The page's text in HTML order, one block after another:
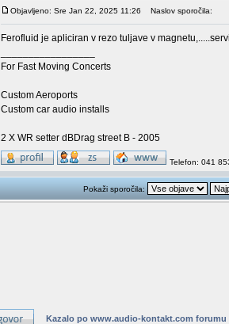
Objavljeno: Sre Jan 22, 2025 11:26 Naslov sporočila:
Ferofluid je apliciran v rezo tuljave v
For Fast Moving Concerts
Custom Aeroports
Custom car audio installs
2 X WR setter dBDrag street B - 2005
Telefon: 041
Pokaži sporočila:
Kazalo po www.audio-kontakt.com forumu